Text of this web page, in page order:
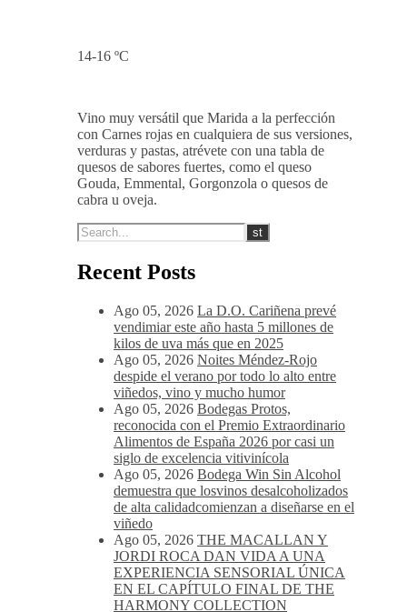
La entrada en boca es golosa y
14-16 ºC
Vino muy versátil que Marida a la perfección
con Carnes rojas en cualquiera de sus versiones,
verduras y pastas, atrévete con una tabla de
quesos de sabores fuertes, como el queso
cabra u oveja.
Recent Posts
Ago 05, 2026 La D.O. Cariñena prevé
vendimiar este año hasta 5 millones de
kilos de uva más que en 2025
Ago 05, 2026 Noites Méndez-Rojo
despide el verano por todo lo alto entre
viñedos, vino y mucho humor
Ago 05, 2026
reconocida con el Premio Extraordinario
Alimentos de España 2026 por casi un
siglo de excelencia vitivinícola
Ago 05, 2026 Bodega Win Sin Alcohol
demuestra que losvinos desalcoholizados